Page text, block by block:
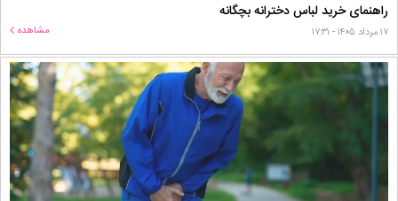
راهنمای خرید لباس دخترانه بچگانه
۱۷ مرداد ۱۴۰۵ - ۱۷:۳۱ مشاهده